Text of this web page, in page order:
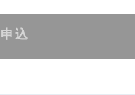
込